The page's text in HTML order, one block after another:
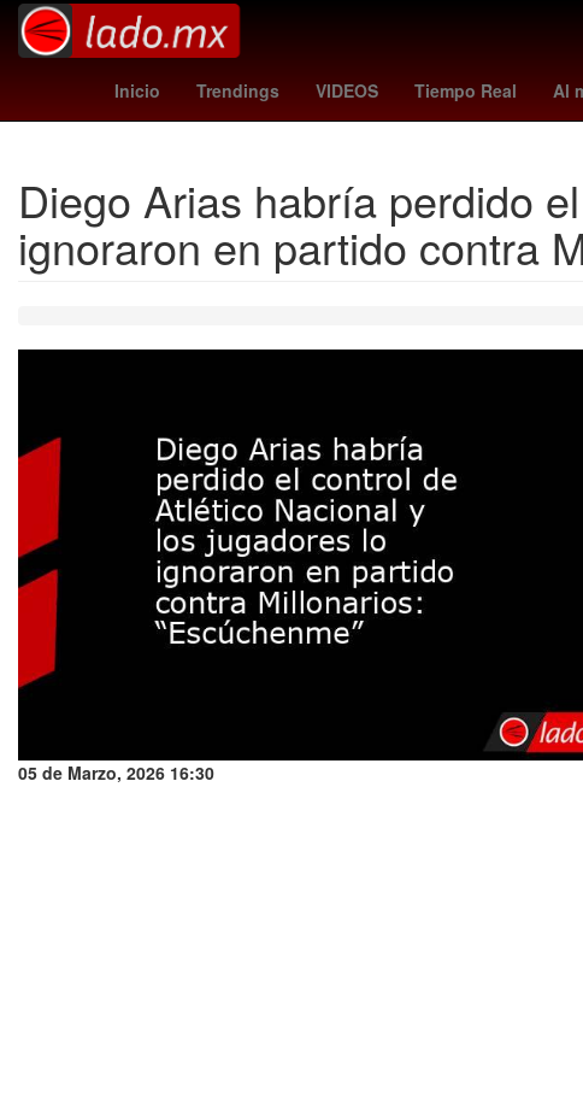
Inicio Trendings VIDEOS Tiempo Real Al
vix votaciones jornada laboral 40 horas
Diego Arias habría perdido
ignoraron en partido contra
05 de Marzo, 2026 16:30